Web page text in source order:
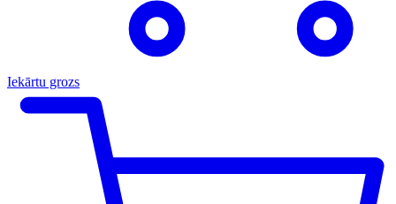
Iekārtu grozs